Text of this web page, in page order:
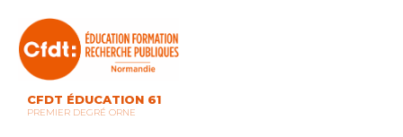
content
CFDT ÉDUCATION 61
PREMIER DEGRÉ ORNE